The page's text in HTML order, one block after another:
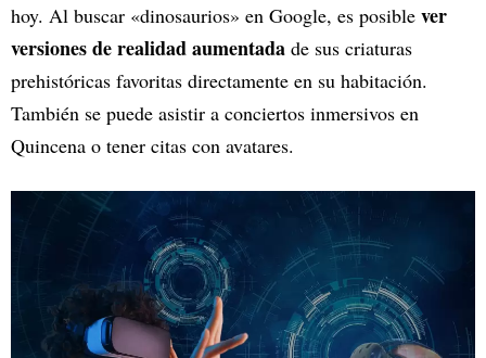
hoy. Al buscar «dinosaurios» en Google, es posible ver
versiones de realidad aumentada de sus criaturas
prehistóricas favoritas directamente en su habitación.
También se puede asistir a conciertos inmersivos en
Quincena o tener citas con avatares.